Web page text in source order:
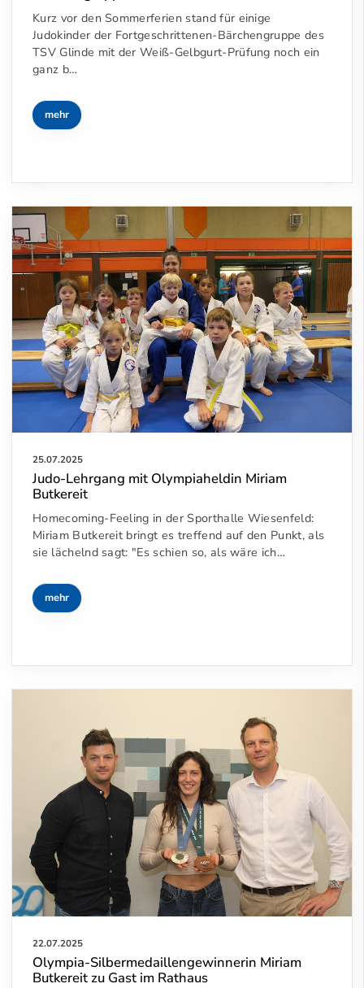
Kurz vor den Sommerferien stand für einige
Judokinder der Fortgeschrittenen-Bärchengruppe des
TSV Glinde mit der Weiß-Gelbgurt-Prüfung noch ein
ganz b…
mehr
25.07.2025
Judo-Lehrgang mit Olympiaheldin Miriam
Butkereit
Homecoming-Feeling in der Sporthalle Wiesenfeld:
Miriam Butkereit bringt es treffend auf den Punkt, als
sie lächelnd sagt: "Es schien so, als wäre ich…
mehr
22.07.2025
Olympia-Silbermedaillengewinnerin Miriam
Butkereit zu Gast im Rathaus